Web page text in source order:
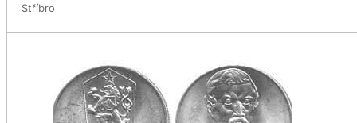
Stříbro